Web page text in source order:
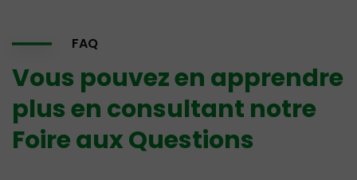
FAQ
Vous pouvez en apprendre
plus en consultant notre
Foire aux Questions